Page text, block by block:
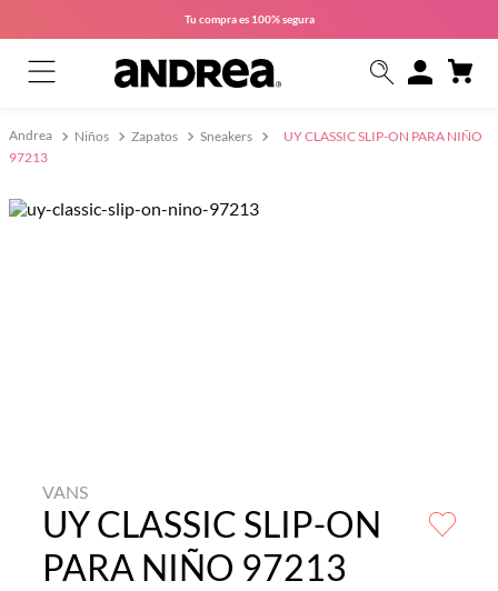
Tu compra es 100% segura
Niños Zapatos Sneakers
UY CLASSIC SLIP-ON PARA NIÑO
97213
VANS
UY CLASSIC SLIP-ON
PARA NIÑO 97213